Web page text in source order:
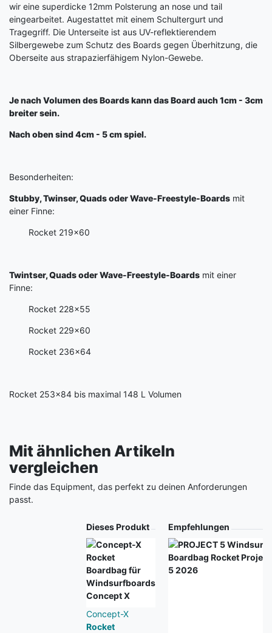
wir eine superdicke 12mm Polsterung an nose und tail
eingearbeitet. Augestattet mit einem Schultergurt und
Tragegriff. Die Unterseite ist aus UV-reflektierendem
Silbergewebe zum Schutz des Boards gegen Überhitzung, die
Oberseite aus strapazierfähigem Nylon-Gewebe.
Je nach Volumen des Boards kann das Board auch 1cm - 3cm
breiter sein.
Nach oben sind 4cm - 5 cm spiel.
Besonderheiten:
Stubby, Twinser, Quads oder Wave-Freestyle-Boards mit
einer Finne:
Rocket 219x60
Twintser, Quads oder Wave-Freestyle-Boards mit einer
Finne:
Rocket 228x55
Rocket 229x60
Rocket 236x64
Rocket 253x84 bis maximal 148 L Volumen
Mit ähnlichen Artikeln
vergleichen
Finde das Equipment, das perfekt zu deinen Anforderungen
passt.
Dieses Produkt
Concept-X
Rocket
Empfehlungen